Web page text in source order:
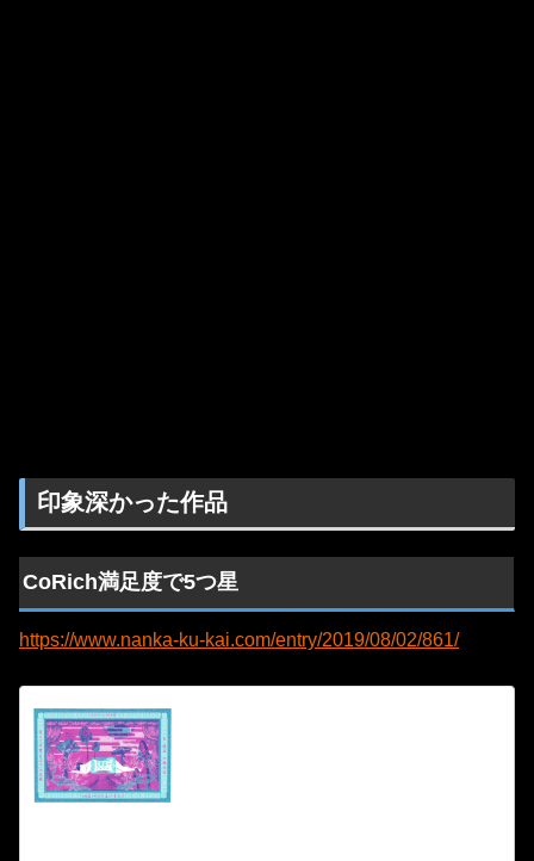
印象深かった作品
CoRich満足度で5つ星
https://www.nanka-ku-kai.com/entry/2019/08/02/861/